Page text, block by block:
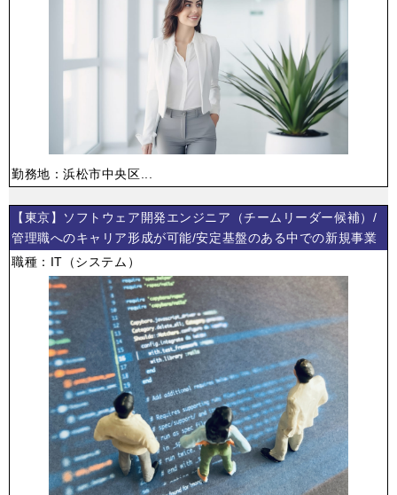
勤務地：浜松市中央区...
【東京】ソフトウェア開発エンジニア（チームリーダー候補）/
管理職へのキャリア形成が可能/安定基盤のある中での新規事業
職種：IT（システム）